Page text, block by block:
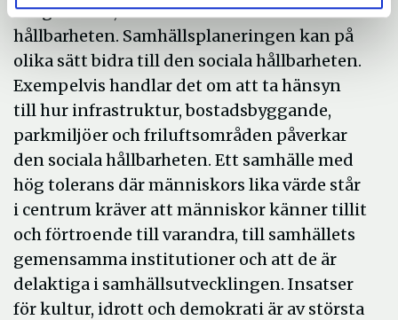
fungerar bra, stärker detta den sociala
hållbarheten. Samhällsplaneringen kan på
olika sätt bidra till den sociala hållbarheten.
Exempelvis handlar det om att ta hänsyn
till hur infrastruktur, bostadsbyggande,
parkmiljöer och friluftsområden påverkar
den sociala hållbarheten. Ett samhälle med
hög tolerans där människors lika värde står
i centrum kräver att människor känner tillit
och förtroende till varandra, till samhällets
gemensamma institutioner och att de är
delaktiga i samhällsutvecklingen. Insatser
för kultur, idrott och demokrati är av största